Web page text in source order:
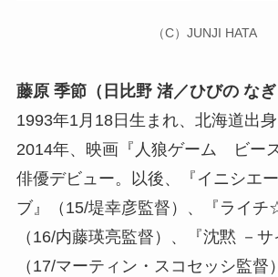
（C）JUNJI HATA
藤原 季節（日比野 渚／ひびの なぎ
1993年1月18日生まれ、北海道出身
2014年、映画『人狼ゲーム ビー
俳優デビュー。以後、『イニシエ
ブ』（15/堤幸彦監督）、『ライチ
（16/内藤瑛亮監督）、『沈黙 －サ
（17/マーティン・スコセッシ監督